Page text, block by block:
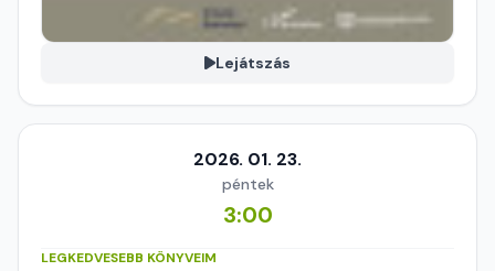
Lejátszás
2026. 01. 23.
péntek
3:00
LEGKEDVESEBB KÖNYVEIM